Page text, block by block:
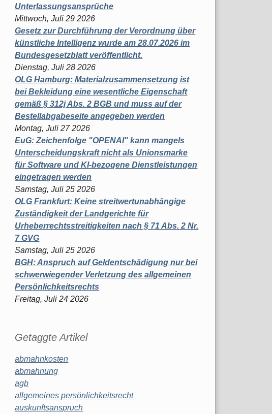
Unterlassungsansprüche
Mittwoch, Juli 29 2026
Gesetz zur Durchführung der Verordnung über
künstliche Intelligenz wurde am 28.07.2026 im
Bundesgesetzblatt veröffentlicht.
Dienstag, Juli 28 2026
OLG Hamburg: Materialzusammensetzung ist
bei Bekleidung eine wesentliche Eigenschaft
gemäß § 312j Abs. 2 BGB und muss auf der
Bestellabgabeseite angegeben werden
Montag, Juli 27 2026
EuG: Zeichenfolge "OPENAI" kann mangels
Unterscheidungskraft nicht als Unionsmarke
für Software und KI-bezogene Dienstleistungen
eingetragen werden
Samstag, Juli 25 2026
OLG Frankfurt: Keine streitwertunabhängige
Zuständigkeit der Landgerichte für
Urheberrechtsstreitigkeiten nach § 71 Abs. 2 Nr.
7 GVG
Samstag, Juli 25 2026
BGH: Anspruch auf Geldentschädigung nur bei
schwerwiegender Verletzung des allgemeinen
Persönlichkeitsrechts
Freitag, Juli 24 2026
Getaggte Artikel
abmahnkosten
abmahnung
agb
allgemeines persönlichkeitsrecht
auskunftsanspruch